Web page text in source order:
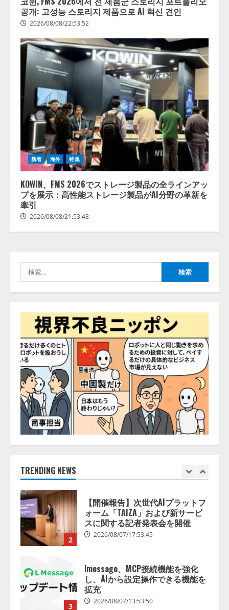
공개: 고성능 스토리지 제품으로 AI 혁신 견인
2026/08/08/22:53:52
新着 海外 特集
KOWIN、FMS 2026でストレージ製品の全ラインアッ
プを展示：高性能ストレージ製品がAI分野の革新を
牽引
2026/08/08/21:53:48
索:
TRENDING NEWS
2
【開催報告】次世代AIプラットフ
ォーム「TAIZA」および新サービ
スに関する記者発表会を開催
2026/08/07/17:53:45
lmessage、MCP接続機能を強化
し、AIから設定操作できる機能を
拡充
4
する調査】AIを組織として導入で
きている企業は26.8％。AI導入企
業の68.0％が、自社でのAI導入・
活用は「上手くいっている」と回
2026/08/07/13:53:50
ナレッジワーク、AIエンジニア油
井 誠（@myui）が入社。「セール
スAIエージェントOS」「営業領域
の業界特化LLM」の開発とAI研究
開発をリード
2026/08/07/10:54:31
1
【ドローン
AI】ドローン操縦を
AIがアドバイス「AIコーチ」をリ
リース
2026/08/09/01:53:44
2
ォーム「TAIZA」および新サービ
スに関する記者発表会を開催
lmessage、MCP接続機能を強化
し、AIから設定操作できる機能を
【2026年企業のAI導入・活用に関
する調査】AIを組織として導入で
きている企業は26.8％。AI導入企